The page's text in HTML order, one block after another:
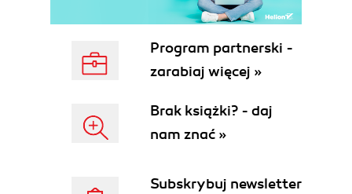
Problemy z kartami rozszerzeń i urządzeniami
Klawiatura USB nie działa w systemie DOS
(162)
pamięci flash w systemie Windows 2000
(163)
Niektóre urządzenia USB nie działają (168)
Program partnerski -
zarabiaj więcej »
Brak książki? - daj
nam znać »
Subskrybuj newsletter